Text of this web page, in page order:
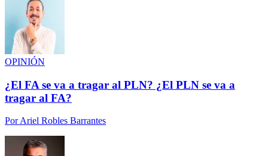
OPINIÓN
¿El FA se va a tragar al PLN? ¿El PLN se va a
tragar al FA?
PorAriel Robles Barrantes